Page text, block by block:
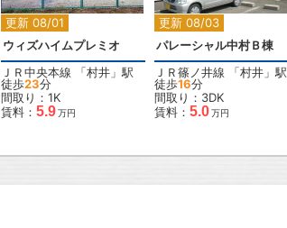
更新 08/01
ウィズハイムプレミオ
ＪＲ中央本線 「村井 」駅
徒歩23分
間取り：1K
賃料： 5.9万円
更新 08/03
パレーシャル中村Ｂ棟
ＪＲ篠ノ井線 「村井 」駅
徒歩16分
間取り：3DK
賃料： 5.0万円